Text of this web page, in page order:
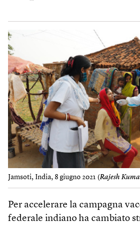
Jamsoti, India, 8 giugno 2021 (Rajesh
Per accelerare la campagna
federale indiano ha cambiato